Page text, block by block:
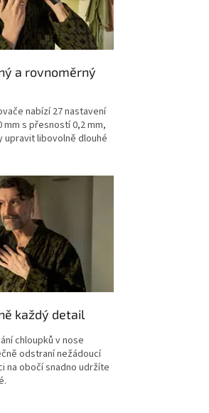
a rovnoměrný
nabízí 27 nastavení
mm s přesností 0,2 mm,
upravit libovolně dlouhé
každý detail
chloupků v nose
odstraní nežádoucí
na obočí snadno udržíte